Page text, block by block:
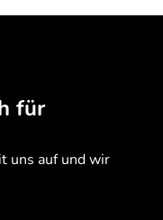
für
uns auf und wir